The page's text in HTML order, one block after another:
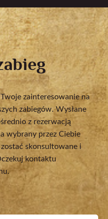
zainteresowanie na
zabiegów. Wysłane
z rezerwacją
wybrany przez Ciebie
zostać skonsultowane i
kontaktu